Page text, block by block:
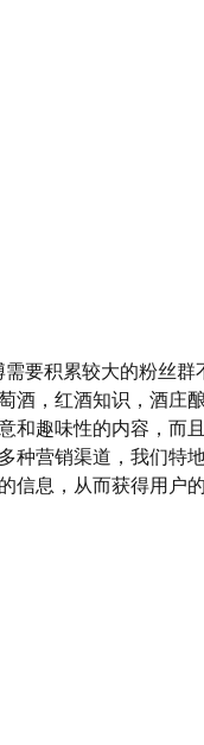
要积累较大的粉丝群
酒，红酒知识，酒庄
和趣味性的内容，而
种营销渠道，我们特
息，从而获得用户的